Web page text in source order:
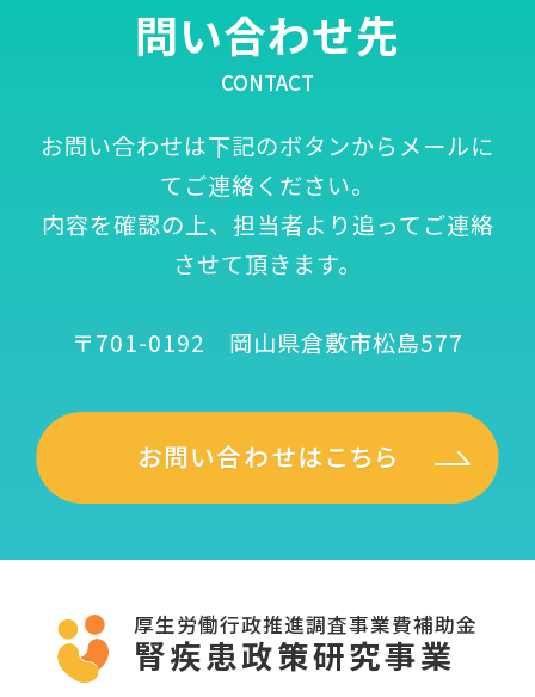
問い合わせ先
CONTACT
お問い合わせは下記のボタンからメールに
てご連絡ください。
内容を確認の上、担当者より追ってご連絡
させて頂きます。
〒701-0192 岡山県倉敷市松島577
厚生労働行政推進調査事業費補助金
腎疾患政策研究事業